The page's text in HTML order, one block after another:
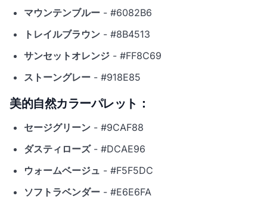
マウンテンブルー - #6082B6
トレイルブラウン - #8B4513
サンセットオレンジ - #FF8C69
ストーングレー - #918E85
美的自然カラーパレット：
セージグリーン - #9CAF88
ダスティローズ- #DCAE96
ウォームベージュ - #F5F5DC
ソフトラベンダー - #E6E6FA